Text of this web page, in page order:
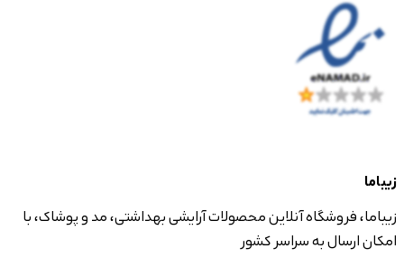
زیباما
زیباما، فروشگاه آنلاین محصولات آرایشی بهداشتی، مد و پوشاک، با
امکان ارسال به سراسر کشور